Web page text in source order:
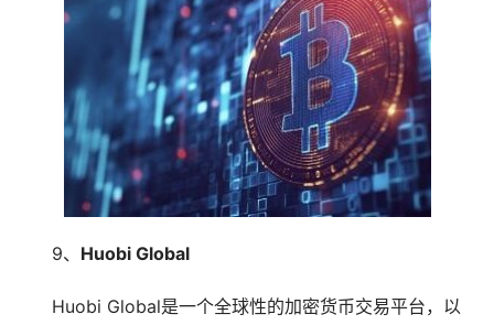
9、 Huobi Global
Huobi Global是一个全球性的加密货币交易平台，以